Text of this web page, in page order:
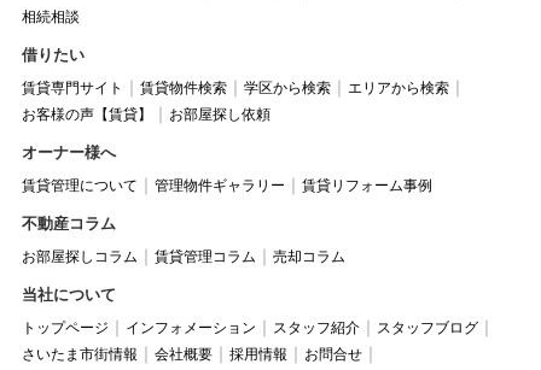
相続相談
借りたい
賃貸専門サイト 賃貸物件検索 学区から検索
エリアから検索
お客様の声【賃貸】
お部屋探し依頼
オーナー様へ
賃貸管理について 管理物件ギャラリー 賃貸リフォーム事例
不動産コラム
お部屋探しコラム 賃貸管理コラム 売却コラム
当社について
トップページ インフォメーション スタッフ紹介
スタッフブログ
さいたま市街情報
会社概要 採用情報
お問合せ